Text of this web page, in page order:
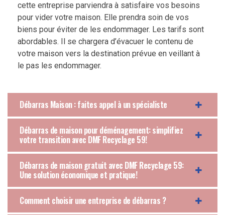
cette entreprise parviendra à satisfaire vos besoins
pour vider votre maison. Elle prendra soin de vos
biens pour éviter de les endommager. Les tarifs sont
abordables. Il se chargera d’évacuer le contenu de
votre maison vers la destination prévue en veillant à
le pas les endommager.
Débarras Maison : faites appel à un spécialiste
Débarras de maison pour déménagement: simplifiez
votre transition avec DMF Recyclage 59!
Débarras de maison gratuit avec DMF Recyclage 59:
Une solution économique et pratique!
Comment choisir une entreprise de débarras ?